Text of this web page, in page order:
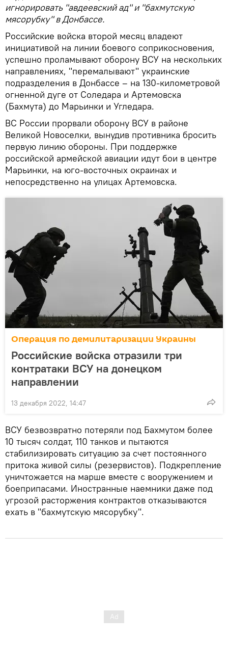
игнорировать "авдеевский ад" и "бахмутскую
мясорубку" в Донбассе.
Российские войска второй месяц владеют
инициативой на линии боевого соприкосновения,
успешно проламывают оборону ВСУ на нескольких
направлениях, "перемалывают" украинские
подразделения в Донбассе – на 130-километровой
огненной дуге от Соледара и Артемовска
(Бахмута) до Марьинки и Угледара.
ВС России прорвали оборону ВСУ в районе
Великой Новоселки, вынудив противника бросить
первую линию обороны. При поддержке
российской армейской авиации идут бои в центре
Марьинки, на юго-восточных окраинах и
непосредственно на улицах Артемовска.
Операция по демилитаризации Украины
Российские войска отразили три
контратаки ВСУ на донецком
направлении
13 декабря 2022, 14:47
ВСУ безвозвратно потеряли под Бахмутом более
10 тысяч солдат, 110 танков и пытаются
стабилизировать ситуацию за счет постоянного
притока живой силы (резервистов). Подкрепление
уничтожается на марше вместе с вооружением и
боеприпасами. Иностранные наемники даже под
угрозой расторжения контрактов отказываются
ехать в "бахмутскую мясорубку".